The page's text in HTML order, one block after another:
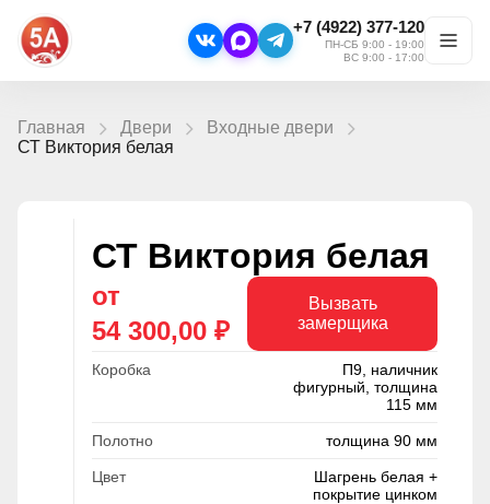
+7 (4922) 377-120
ПН-СБ 9:00 - 19:00
ВС 9:00 - 17:00
Главная Двери
Входные двери
СТ Виктория белая
СТ Виктория белая
от
54 300,00 ₽
Вызвать
замерщика
Коробка
П9, наличник
фигурный, толщина
115 мм
Полотно толщина 90 мм
Цвет
Шагрень белая +
покрытие цинком